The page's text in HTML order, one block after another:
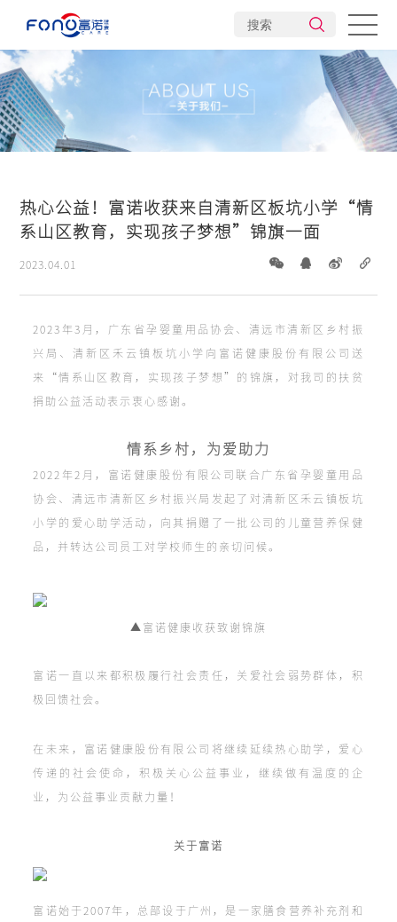
新闻动态
热心公益！富诺收获来自清新区板坑小学“情
系山区教育，实现孩子梦想”锦旗一面
2023.04.01
2023年3月，广东省孕婴童用品协会、清远市清新区乡村振
兴局、清新区禾云镇板坑小学向富诺健康股份有限公司送
来“情系山区教育，实现孩子梦想”的锦旗，对我司的扶贫
捐助公益活动表示衷心感谢。
情系乡村，为爱助力
2022年2月，富诺健康股份有限公司联合广东省孕婴童用品
协会、清远市清新区乡村振兴局发起了对清新区禾云镇板坑
小学的爱心助学活动，向其捐赠了一批公司的儿童营养保健
品，并转达公司员工对学校师生的亲切问候。
▲富诺健康收获致谢锦旗
富诺一直以来都积极履行社会责任，关爱社会弱势群体，积
极回馈社会。
在未来，富诺健康股份有限公司将继续延续热心助学，爱心
传递的社会使命，积极关心公益事业，继续做有温度的企
业，为公益事业贡献力量！
关于富诺
富诺始于2007年，总部设于广州，是一家膳食营养补充剂和